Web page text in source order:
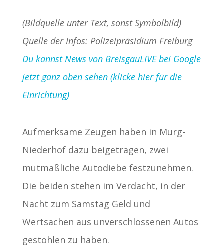
(Bildquelle unter Text, sonst Symbolbild)
Quelle der Infos: Polizeipräsidium Freiburg
Du kannst News von BreisgauLIVE bei Google
jetzt ganz oben sehen (klicke hier für die
Einrichtung)
Aufmerksame Zeugen haben in Murg-
Niederhof dazu beigetragen, zwei
mutmaßliche Autodiebe festzunehmen.
Die beiden stehen im Verdacht, in der
Nacht zum Samstag Geld und
Wertsachen aus unverschlossenen Autos
gestohlen zu haben.